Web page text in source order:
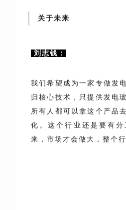
关于未来
刘志钱：
我们希望成为一家专做发
归核心技术，只提供发电
所有人都可以拿这个产品
化。这个行业还是要有
来，市场才会做大，整个